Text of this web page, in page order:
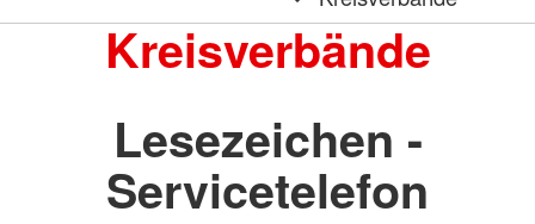
Kreisverbände
Lesezeichen -
Servicetelefon